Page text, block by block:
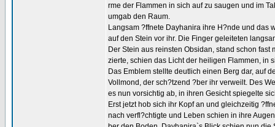
rme der Flammen in sich auf zu saugen und im
umgab den Raum.
Langsam ?ffnete Dayhanira ihre H?nde und das
auf den Stein vor ihr. Die Finger geleiteten
Der Stein aus reinsten Obsidan, stand schon
zierte, schien das Licht der heiligen Flammen, in
Das Emblem stellte deutlich einen Berg dar, auf
Vollmond, der sch?tzend ?ber ihr verweilt. Des
es nun vorsichtig ab, in ihren Gesicht spiegelte
Erst jetzt hob sich ihr Kopf an und gleichzeitig
nach verfl?chtigte und Leben schien in ihre